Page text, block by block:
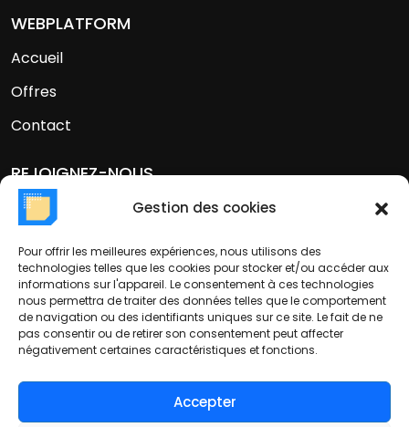
Gestion des cookies
Pour offrir les meilleures expériences, nous utilisons des
technologies telles que les cookies pour stocker et/ou accéder aux
informations sur l'appareil. Le consentement à ces technologies
nous permettra de traiter des données telles que le comportement
de navigation ou des identifiants uniques sur ce site. Le fait de ne
pas consentir ou de retirer son consentement peut affecter
négativement certaines caractéristiques et fonctions.
Accepter
WEBPLATFORM
Accueil
Offres
Contact
REJOIGNEZ-NOUS
Linkedin
CONTACT
Email:contact@web-platform.eu
Téléphone:+33 189 162 989
Adresse: 38 Rue Dunois Paris, Île-de-France 75013
France